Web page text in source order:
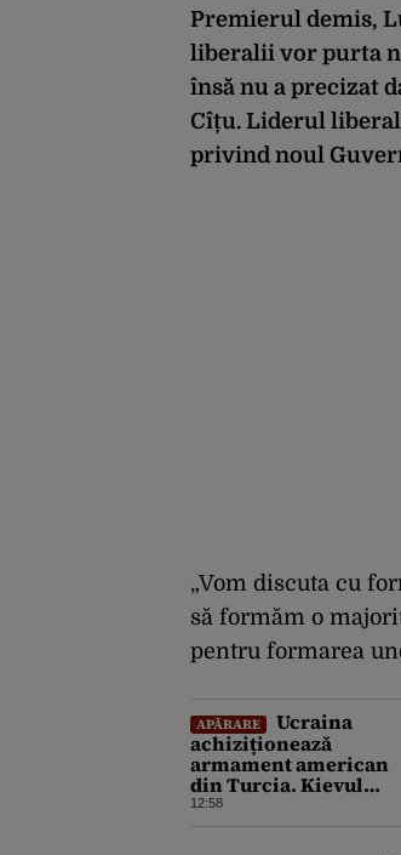
Premierul demis,
liberalii vor purta
însă nu a precizat
Cîțu. Liderul
privind noul
„Vom discuta cu
să formăm o
pentru formarea
APĂRARE
Ucraina
achiziționează
armament american
din Turcia. Kievul
primește 70 de rachete
12:58